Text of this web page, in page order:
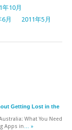
年10月
6月 2011年5月
Getting Lost in the
What You Need
Apps in … »